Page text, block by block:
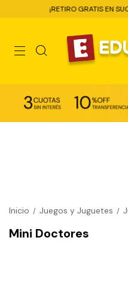
¡RETIRO GRATIS EN
Inicio / Juegos y Juguetes /
Mini Doctores